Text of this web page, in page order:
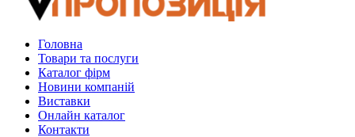
Головна
Товари та послуги
Каталог фірм
Новини компаній
Виставки
Онлайн каталог
Контакти